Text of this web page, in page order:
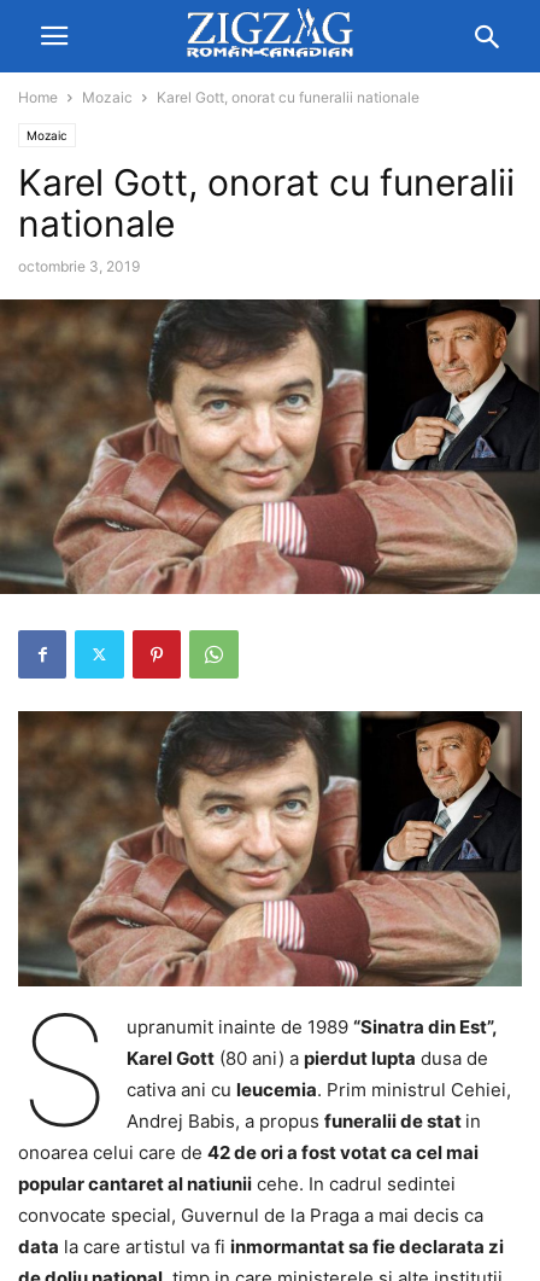
Home Mozaic Karel Gott, onorat cu funeralii nationale
Mozaic
Karel Gott, onorat cu funeralii
nationale
octombrie 3, 2019
S upranumit inainte de 1989 “Sinatra din Est”,
Karel Gott(80 ani) a pierdut lupta dusa de
cativa ani cu leucemia. Prim ministrul Cehiei,
Andrej Babis, a propus funeralii de stat in
onoarea celui care de 42 de ori a fost votat ca cel mai
popular cantaret al natiunii cehe. In cadrul sedintei
convocate special, Guvernul de la Praga a mai decis ca
data la care artistul va fi inmormantat sa fie declarata zi